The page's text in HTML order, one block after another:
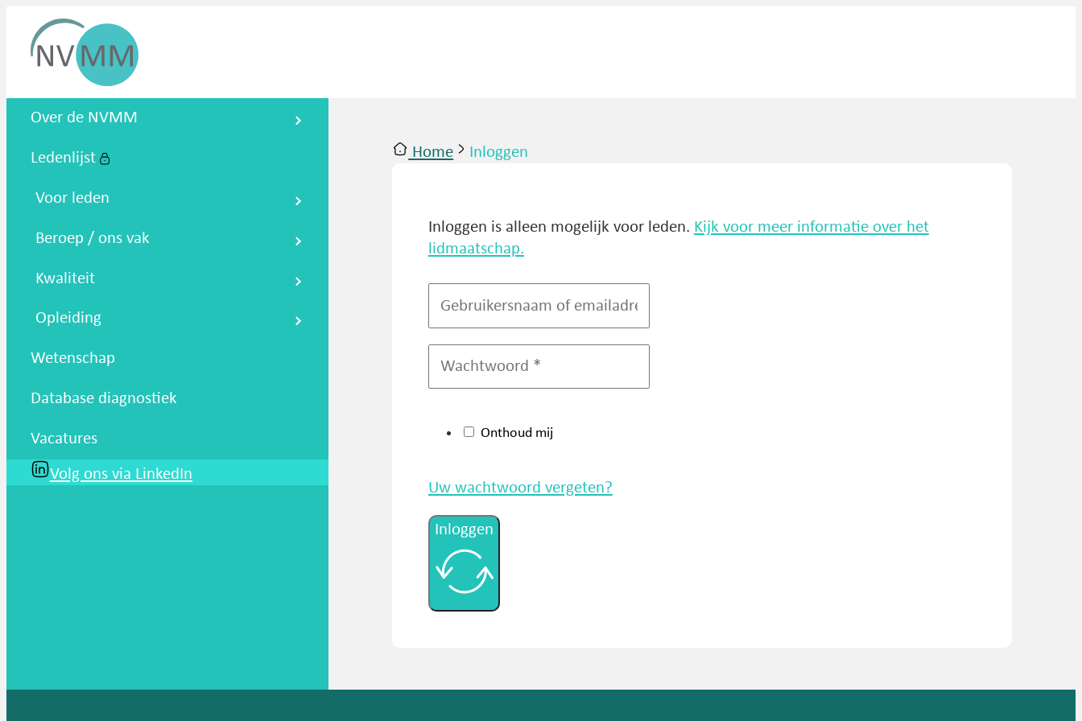
Nederlandse Vereniging voor
Over de NVMM
Ledenlijst
Voor leden
Beroep / ons vak
Kwaliteit
Opleiding
Wetenschap
Database diagnostiek
Vacatures
Volg ons via LinkedIn
Home Inloggen
Inloggen is alleen mogelijk voor leden. Kijk voor meer informatie over het
lidmaatschap.
Onthoud mij
Uw wachtwoord vergeten?
Inloggen